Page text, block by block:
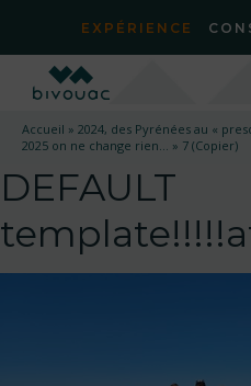
EXPÉRIENCE
Accueil » 2024, des Pyrénées au «
2025 on ne change rien… » 7 (Copier)
DEFAULT